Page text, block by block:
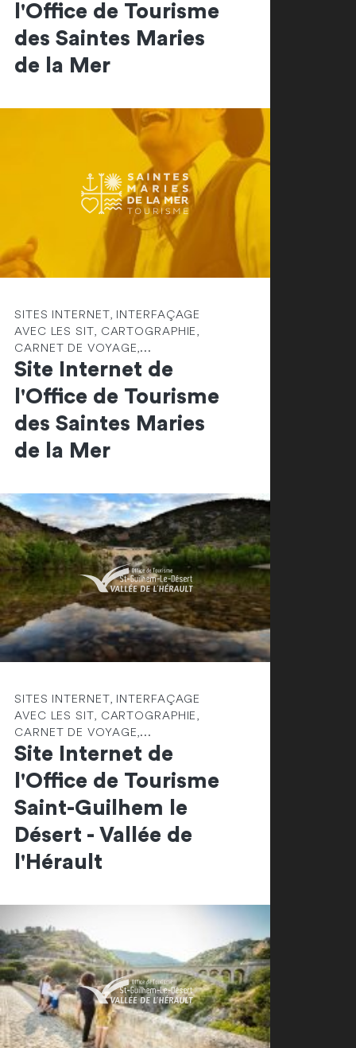
l'Office de Tourisme
des Saintes Maries
de la Mer
SITES INTERNET, INTERFAÇAGE
AVEC LES SIT, CARTOGRAPHIE,
CARNET DE VOYAGE,...
Site Internet de
l'Office de Tourisme
des Saintes Maries
de la Mer
SITES INTERNET, INTERFAÇAGE
AVEC LES SIT, CARTOGRAPHIE,
CARNET DE VOYAGE,...
Site Internet de
l'Office de Tourisme
Saint-Guilhem le
Désert - Vallée de
l'Hérault